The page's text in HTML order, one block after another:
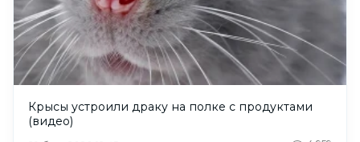
Крысы устроили драку на полке с продуктами
(видео)